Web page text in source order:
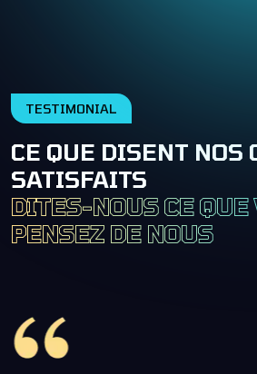
TESTIMONIAL
CE QUE DISENT NOS
SATISFAITS
DITES-NOUS CE QUE
PENSEZ DE NOUS